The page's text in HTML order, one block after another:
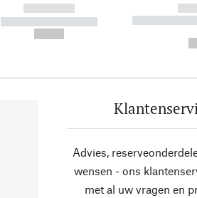
------------
----------- -----------
-----------
Advies,
wensen - ons
met al uw vragen en